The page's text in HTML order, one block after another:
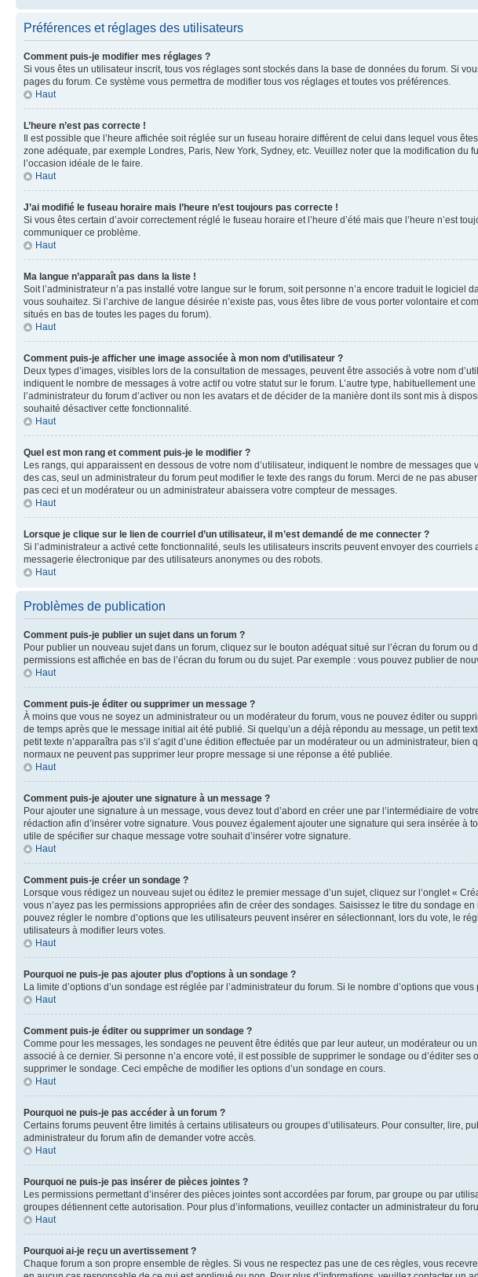
Préférences et réglages des utilisateurs
Comment puis-je modifier mes réglages ?
Si vous êtes un utilisateur inscrit, tous vos réglages sont stockés dans la base de données du forum. Si
pages du forum. Ce système vous permettra de modifier tous vos réglages et toutes vos préférences.
Haut
L’heure n’est pas correcte !
Il est possible que l’heure affichée soit réglée sur un fuseau horaire différent de celui dans lequel vous
zone adéquate, par exemple Londres, Paris, New York, Sydney, etc. Veuillez noter que la modification du
l’occasion idéale de le faire.
Haut
J’ai modifié le fuseau horaire mais l’heure n’est toujours pas correcte !
Si vous êtes certain d’avoir correctement réglé le fuseau horaire et l’heure d’été mais que l’heure n’est
communiquer ce problème.
Haut
Ma langue n’apparaît pas dans la liste !
Soit l’administrateur n’a pas installé votre langue sur le forum, soit personne n’a encore traduit le
vous souhaitez. Si l’archive de langue désirée n’existe pas, vous êtes libre de vous porter volontaire et
situés en bas de toutes les pages du forum).
Haut
Comment puis-je afficher une image associée à mon nom d’utilisateur ?
Deux types d’images, visibles lors de la consultation de messages, peuvent être associés à votre nom
indiquent le nombre de messages à votre actif ou votre statut sur le forum. L’autre type, habituellement
l’administrateur du forum d’activer ou non les avatars et de décider de la manière dont ils sont mis à
souhaité désactiver cette fonctionnalité.
Haut
Quel est mon rang et comment puis-je le modifier ?
Les rangs, qui apparaissent en dessous de votre nom d’utilisateur, indiquent le nombre de messages
des cas, seul un administrateur du forum peut modifier le texte des rangs du forum. Merci de ne pas
pas ceci et un modérateur ou un administrateur abaissera votre compteur de messages.
Haut
Lorsque je clique sur le lien de courriel d’un utilisateur, il m’est demandé de me connecter ?
Si l’administrateur a activé cette fonctionnalité, seuls les utilisateurs inscrits peuvent envoyer des
messagerie électronique par des utilisateurs anonymes ou des robots.
Haut
Problèmes de publication
Comment puis-je publier un sujet dans un forum ?
Pour publier un nouveau sujet dans un forum, cliquez sur le bouton adéquat situé sur l’écran du forum
permissions est affichée en bas de l’écran du forum ou du sujet. Par exemple : vous pouvez publier de
Haut
Comment puis-je éditer ou supprimer un message ?
À moins que vous ne soyez un administrateur ou un modérateur du forum, vous ne pouvez éditer ou
de temps après que le message initial ait été publié. Si quelqu’un a déjà répondu au message, un petit
petit texte n’apparaîtra pas s’il s’agit d’une édition effectuée par un modérateur ou un administrateur,
normaux ne peuvent pas supprimer leur propre message si une réponse a été publiée.
Haut
Comment puis-je ajouter une signature à un message ?
Pour ajouter une signature à un message, vous devez tout d’abord en créer une par l’intermédiaire de
rédaction afin d’insérer votre signature. Vous pouvez également ajouter une signature qui sera insérée
utile de spécifier sur chaque message votre souhait d’insérer votre signature.
Haut
Comment puis-je créer un sondage ?
Lorsque vous rédigez un nouveau sujet ou éditez le premier message d’un sujet, cliquez sur l’onglet «
vous n’ayez pas les permissions appropriées afin de créer des sondages. Saisissez le titre du sondage
pouvez régler le nombre d’options que les utilisateurs peuvent insérer en sélectionnant, lors du vote, le
utilisateurs à modifier leurs votes.
Haut
Pourquoi ne puis-je pas ajouter plus d’options à un sondage ?
La limite d’options d’un sondage est réglée par l’administrateur du forum. Si le nombre d’options que
Haut
Comment puis-je éditer ou supprimer un sondage ?
Comme pour les messages, les sondages ne peuvent être édités que par leur auteur, un modérateur ou
associé à ce dernier. Si personne n’a encore voté, il est possible de supprimer le sondage ou d’éditer
supprimer le sondage. Ceci empêche de modifier les options d’un sondage en cours.
Haut
Pourquoi ne puis-je pas accéder à un forum ?
Certains forums peuvent être limités à certains utilisateurs ou groupes d’utilisateurs. Pour consulter, lire,
administrateur du forum afin de demander votre accès.
Haut
Pourquoi ne puis-je pas insérer de pièces jointes ?
Les permissions permettant d’insérer des pièces jointes sont accordées par forum, par groupe ou par
groupes détiennent cette autorisation. Pour plus d’informations, veuillez contacter un administrateur du
Haut
Pourquoi ai-je reçu un avertissement ?
Chaque forum a son propre ensemble de règles. Si vous ne respectez pas une de ces règles, vous